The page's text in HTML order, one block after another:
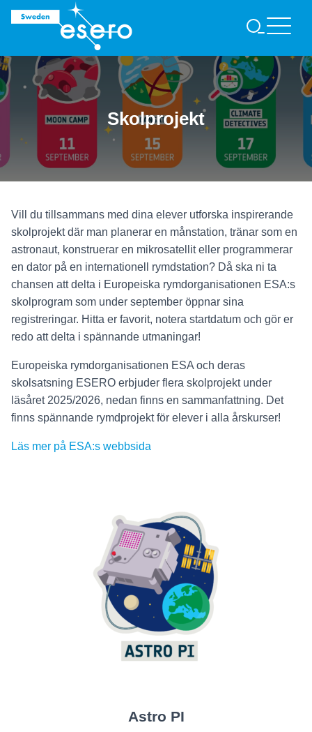
S
K
Skolprojekt
Vill du tillsammans med dina elever utforska inspirerande
skolprojekt där man planerar en månstation, tränar som en
astronaut, konstruerar en mikrosatellit eller programmerar
en dator på en internationell rymdstation? Då ska ni ta
chansen att delta i Europeiska rymdorganisationen ESA:s
skolprogram som under september öppnar sina
registreringar. Hitta er favorit, notera startdatum och gör er
redo att delta i spännande utmaningar!
Europeiska rymdorganisationen ESA och deras
skolsatsning ESERO erbjuder flera skolprojekt under
läsåret 2025/2026, nedan finns en sammanfattning. Det
finns spännande rymdprojekt för elever i alla årskurser!
Läs mer på ESA:s webbsida
Astro PI